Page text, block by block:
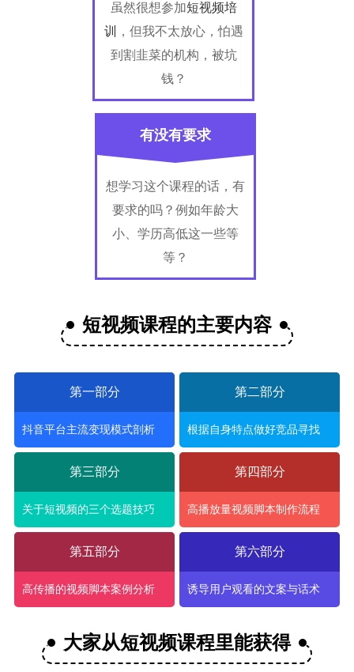
虽然很想参加短视频培
训
，但我不太放心，怕遇
到割韭菜的机构，被坑
钱？
有没有要求
想学习这个课程的话，有
要求的吗？例如年龄大
小、学历高低这一些等
等？
短视频课程的主要内容
第一部分
抖音平台主流变现模式剖析
第二部分
根据自身特点做好竞品寻找
第三部分
关于短视频的三个选题技巧
第四部分
高播放量视频脚本制作流程
第五部分
高传播的视频脚本案例分析
第六部分
诱导用户观看的文案与话术
大家从短视频课程里能获得